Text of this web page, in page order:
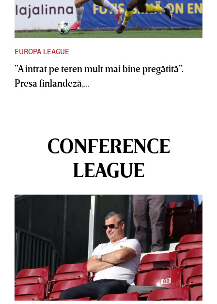
EUROPA LEAGUE
”A intrat pe teren mult mai bine pregătită”.
Presa finlandeză,...
CONFERENCE
LEAGUE